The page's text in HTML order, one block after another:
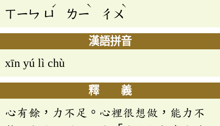
ㄒㄧㄣ ㄩ
ˊ
ㄌㄧ
ˋ
ㄔㄨ
ˋ
漢語拼音
xīn yú lì chù
釋 義
心有餘，力不足。心裡很想做，能力不